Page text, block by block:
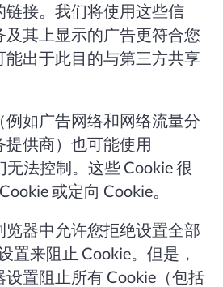
链接。我们将使用这些信
及其上显示的广告更符合您
能出于此目的与第三方共享
如广告网络和网络流量分
供商）也可能使用
无法控制。这些 Cookie 很
或定向 Cookie。
器中允许您拒绝设置全部
置来阻止 Cookie。但是，
置阻止所有 Cookie（包括